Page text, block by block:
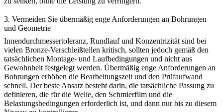
3. Vermeiden Sie übermäßig enge Anforderungen an Bohrungen
und Geometrie
Innendurchmessertoleranz, Rundlauf und Konzentrizität sind bei
vielen Bronze-Verschleißteilen kritisch, sollten jedoch gemäß den
tatsächlichen Montage- und Laufbedingungen und nicht aus
Gewohnheit festgelegt werden. Übermäßig enge Anforderungen an
Bohrungen erhöhen die Bearbeitungszeit und den Prüfaufwand
schnell. Der beste Ansatz besteht darin, die tatsächliche Passung zu
definieren, die für die Welle, den Schmierfilm und die
Belastungsbedingungen erforderlich ist, und dann nur bis zu diesem